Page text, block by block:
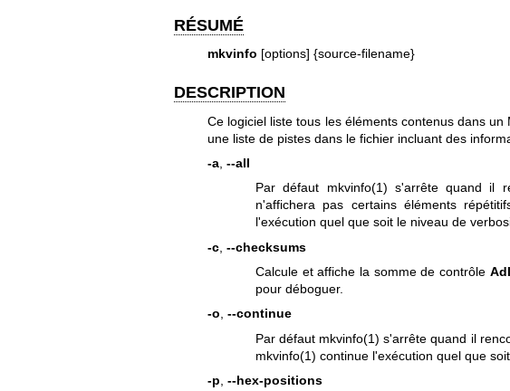
RÉSUMÉ
mkvinfo [options] {source-filename}
DESCRIPTION
Ce logiciel liste tous les éléments contenus dans
une liste de pistes dans le fichier incluant des
-a, --all
Par défaut mkvinfo(1) s'arrête quand il
n'affichera pas certains éléments
l'exécution quel que soit le niveau de
-c, --checksums
Calcule et affiche la somme de contrôle
pour déboguer.
-o, --continue
Par défaut mkvinfo(1) s'arrête quand il
mkvinfo(1) continue l'exécution quel que
-p, --hex-positions